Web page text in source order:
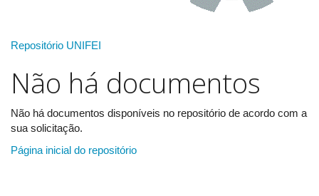
Repositório UNIFEI
Não há documentos
Não há documentos disponíveis no repositório de acordo com a
sua solicitação.
Página inicial do repositório